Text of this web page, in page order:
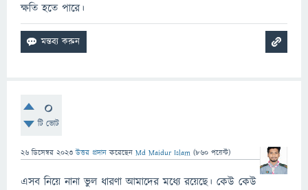
ক্ষতি হতে পারে।
0
টি ভোট
26 ডিসেম্বর 2023 উত্তর প্রদান করেছেন Md Maidur Islam (860 পয়েন্ট)
এসব নিয়ে নানা ভুল ধারণা আমাদের মধ্যে রয়েছে। কেউ কেউ